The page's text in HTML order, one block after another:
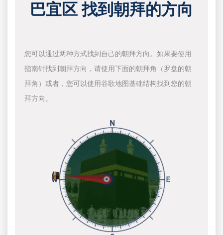
巴宜区 找到朝拜的方向
您可以通过两种方式找到自己的朝拜方向。如果要使用
指南针找到朝拜方向，请使用下面的朝拜角（罗盘的朝
拜角）或者，您可以使用谷歌地图基础结构找到您的朝
拜方向。